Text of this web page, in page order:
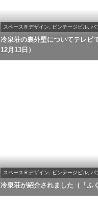
スペースＲデザイン, ビンテージビル, パ
冷泉荘の裏外壁についてテレビ
12月13日）
スペースＲデザイン, ビンテージビル,
冷泉荘が紹介されました（「ふ